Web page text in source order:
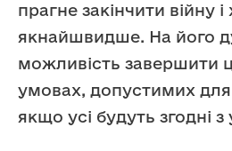
прагне закінчити війну
якнайшвидше. На його
можливість завершити
умовах, допустимих для
якщо усі будуть згодні